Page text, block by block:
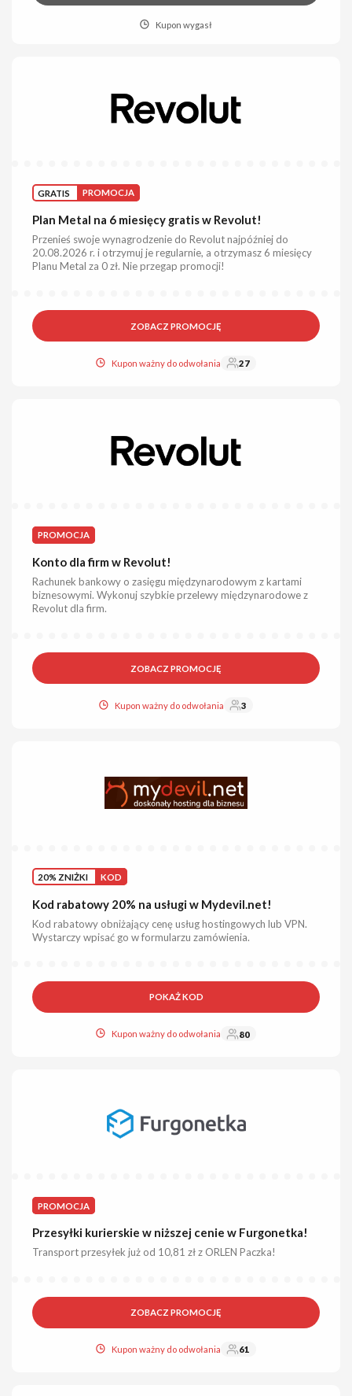
Kupon wygasł
GRATIS PROMOCJA
Plan Metal na 6 miesięcy gratis w Revolut!
Przenieś swoje wynagrodzenie do Revolut najpóźniej do
20.08.2026 r. i otrzymuj je regularnie, a otrzymasz 6 miesięcy
Planu Metal za 0 zł. Nie przegap promocji!
ZOBACZ PROMOCJĘ
Kupon ważny do odwołania 27
PROMOCJA
Konto dla firm w Revolut!
Rachunek bankowy o zasięgu międzynarodowym z kartami
biznesowymi. Wykonuj szybkie przelewy międzynarodowe z
Revolut dla firm.
ZOBACZ PROMOCJĘ
Kupon ważny do odwołania 3
20% ZNIŻKI KOD
Kod rabatowy 20% na usługi w Mydevil.net!
Kod rabatowy obniżający cenę usług hostingowych lub VPN.
Wystarczy wpisać go w formularzu zamówienia.
POKAŻ KOD
Kupon ważny do odwołania 80
PROMOCJA
Przesyłki kurierskie w niższej cenie w Furgonetka!
Transport przesyłek już od 10,81 zł z ORLEN Paczka!
ZOBACZ PROMOCJĘ
Kupon ważny do odwołania 61